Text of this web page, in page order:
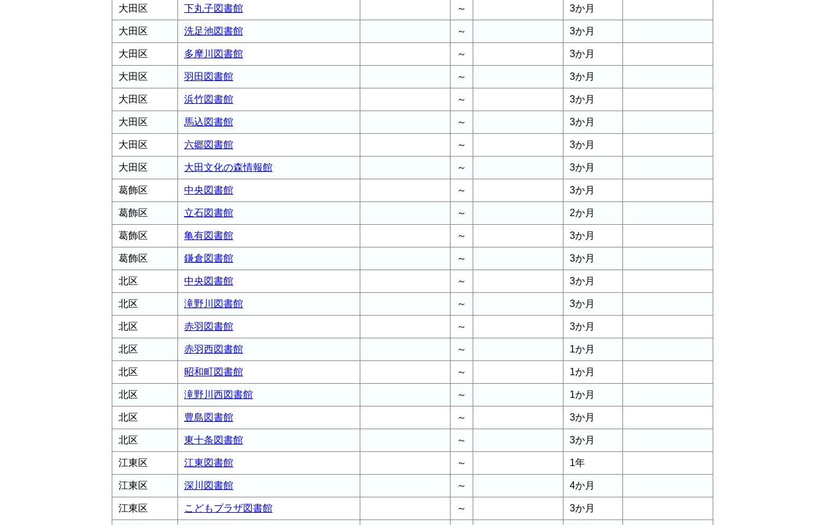
大田区 下丸子図書館 ～ 3か月
大田区 洗足池図書館 ～ 3か月
大田区 多摩川図書館 ～ 3か月
大田区 羽田図書館 ～ 3か月
大田区 浜竹図書館 ～ 3か月
大田区 馬込図書館 ～ 3か月
大田区 六郷図書館 ～ 3か月
大田区 大田文化の森情報館 ～ 3か月
葛飾区 中央図書館 ～ 3か月
葛飾区 立石図書館 ～ 2か月
葛飾区 亀有図書館 ～ 3か月
葛飾区 鎌倉図書館 ～ 3か月
北区 中央図書館 ～ 3か月
北区 滝野川図書館 ～ 3か月
北区 赤羽図書館 ～ 3か月
北区 赤羽西図書館 ～ 1か月
北区 昭和町図書館 ～ 1か月
北区 滝野川西図書館 ～ 1か月
北区 豊島図書館 ～ 3か月
北区 東十条図書館 ～ 3か月
江東区 江東図書館 ～ 1年
江東区 深川図書館 ～ 4か月
江東区 こどもプラザ図書館 ～ 3か月